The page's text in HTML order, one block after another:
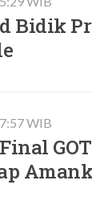
Bidik
WIB